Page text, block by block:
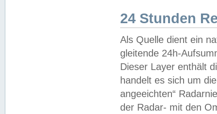
24 Stunden
Als Quelle dient ein
gleitende 24h-
Dieser Layer enthält
handelt es sich um
angeeichten“
der Radar- mit den